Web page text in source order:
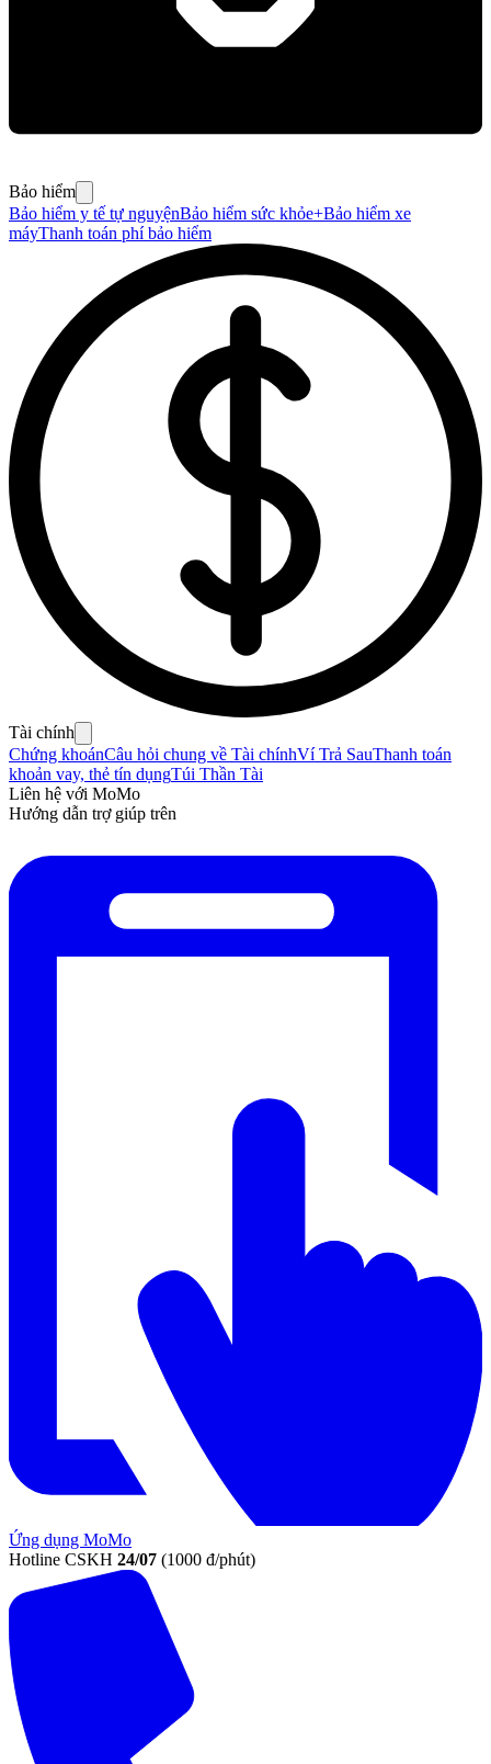
Bảo hiểm
Bảo hiểm y tế tự nguyệnBảo hiểm sức khỏe+Bảo hiểm xe
máyThanh toán phí bảo hiểm
Tài chính
Chứng khoánCâu hỏi chung về Tài chínhVí Trả SauThanh toán
khoản vay, thẻ tín dụngTúi Thần Tài
Liên hệ với MoMo
Hướng dẫn trợ giúp trên
Ứng dụng MoMo
Hotline CSKH 24/07 (1000 đ/phút)